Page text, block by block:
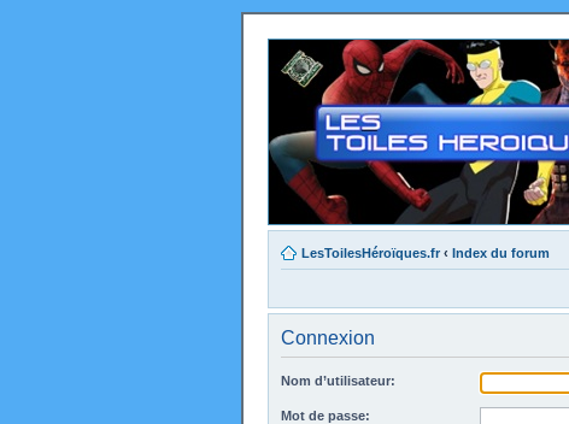
LesToilesHéroïques.fr ‹ Index du forum
Connexion
Nom d’utilisateur:
Mot de passe: